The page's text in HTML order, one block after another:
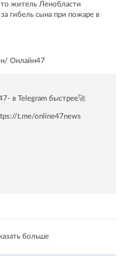
житель Ленобласти
гибель сына при пожаре в
Oнлайн47
в Telegram быстрее🚀
t.me/online47news
больше